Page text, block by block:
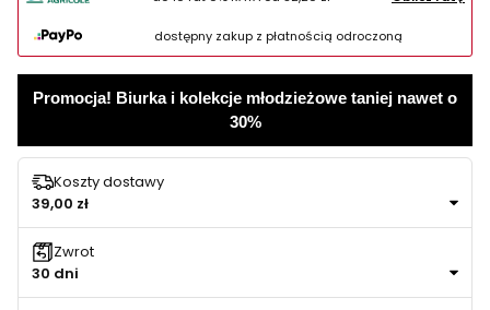
dostępny zakup z płatnością odroczoną
Promocja! Biurka i kolekcje młodzieżowe taniej nawet o
30%
Koszty dostawy
39,00 zł
Zwrot
30 dni